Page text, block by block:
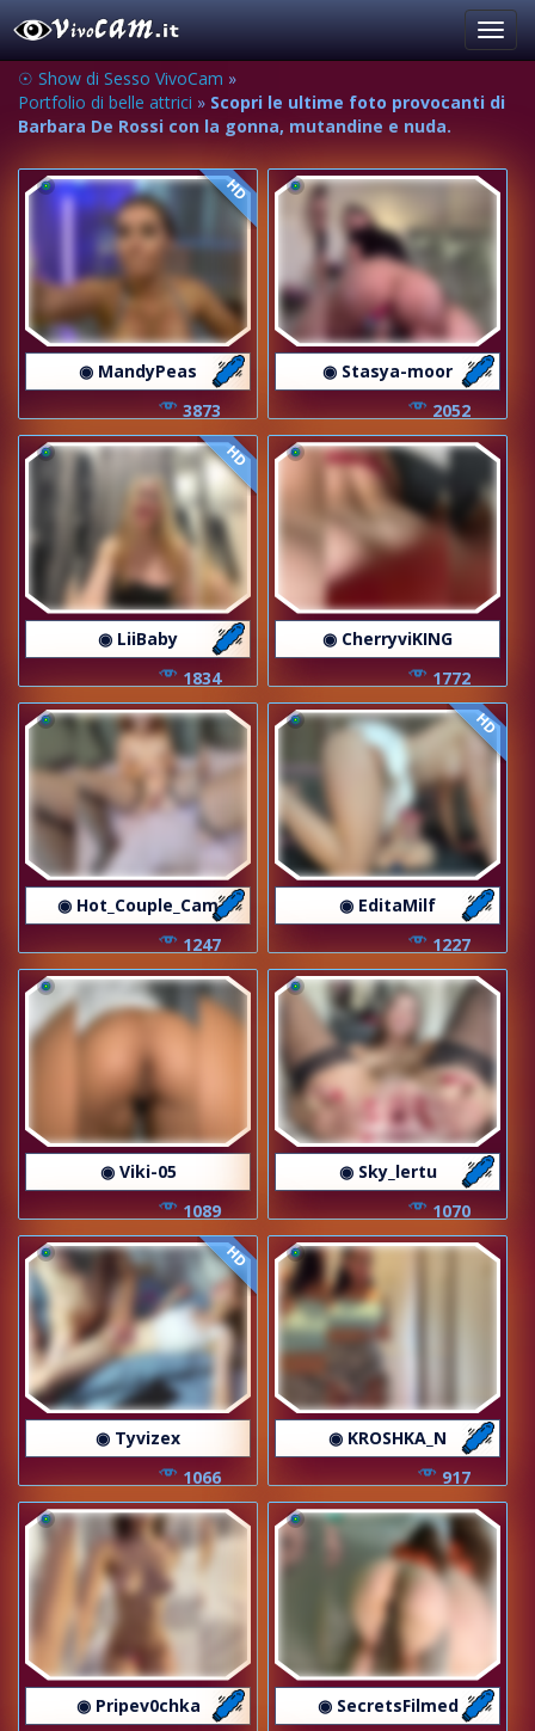
☉ Show di Sesso VivoCam »
Portfolio di belle attrici » Scopri le ultime foto provocanti di
Barbara De Rossi con la gonna, mutandine e nuda.
HD
◉ MandyPeas
3873
◉ Stasya-moor
2052
HD
◉ LiiBaby
1834
◉ CherryviKING
1772
◉ Hot_Couple_Cam
1247
HD
◉ EditaMilf
1227
◉ Viki-05
1089
◉ Sky_lertu
1070
HD
◉ Tyvizex
1066
◉ KROSHKA_N
917
◉ Pripev0chka
◉ SecretsFilmed